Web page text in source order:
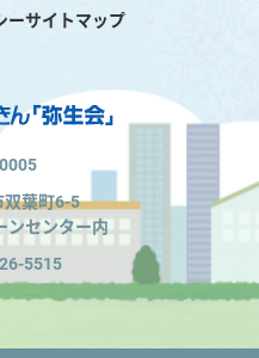
双葉町6-5
ンセンター内
5515
ーサイトマップ